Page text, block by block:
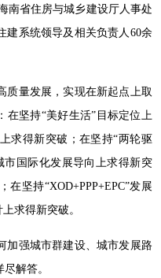
南省住房与城乡建设厅人事处
建系统领导及相关负责人60余
质量发展，实现在新起点上取
在坚持“美好生活”目标定位上
求得新突破；在坚持“两轮驱
国际化发展导向上求得新突
坚持“XOD+PPP+EPC”发展
求得新突破。
加强城市群建设、城市发展路
解答。